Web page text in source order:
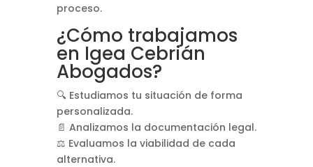
proceso.
¿Cómo trabajamos
en Igea Cebrián
Abogados?
🔍 Estudiamos tu situación de forma
personalizada.
📄 Analizamos la documentación legal.
⚖️ Evaluamos la viabilidad de cada
alternativa.